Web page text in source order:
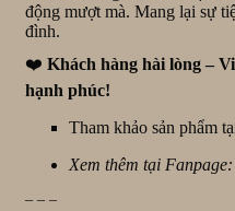
động mượt mà. Mang lại sự
đình.
❤️ Khách hàng hài lòng –
hạnh phúc!
Tham khảo sản phẩm
Xem thêm tại Fanpage: